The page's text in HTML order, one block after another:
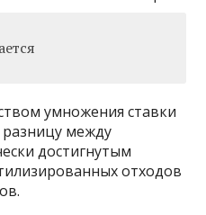
умножения ставки
разницу между
достигнутым
отходов